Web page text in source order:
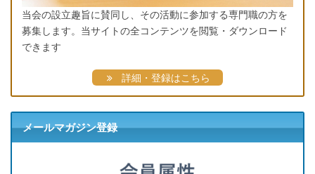
当会の設立趣旨に賛同し、その活動に参加する専門職の方を
募集します。当サイトの全コンテンツを閲覧・ダウンロード
できます
詳細・登録はこちら
メールマガジン登録